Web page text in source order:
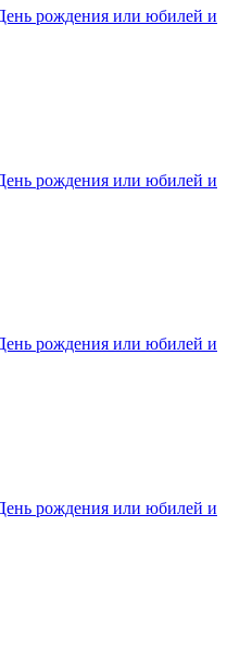
рождения или юбилей и
рождения или юбилей и
рождения или юбилей и
рождения или юбилей и